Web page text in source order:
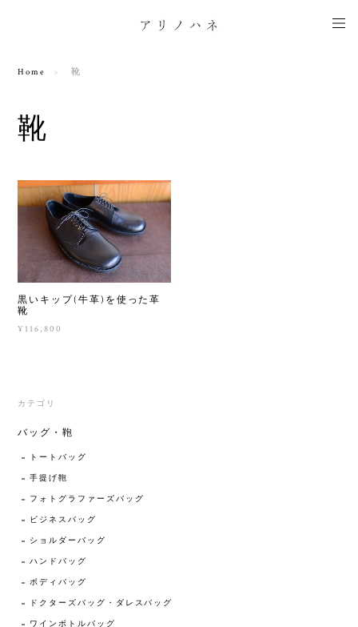
Home 靴
靴
黒いキップ(牛革)を使った革
靴
¥116,800
カテゴリ
バッグ・鞄
トートバッグ
手提げ鞄
フォトグラファーズバッグ
ビジネスバッグ
ショルダーバッグ
ハンドバッグ
ボディバッグ
ドクターズバッグ・ダレスバッグ
ワインボトルバッグ